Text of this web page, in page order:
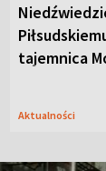
tajemnica
Aktualności